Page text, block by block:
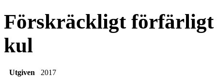
Förskräckligt förfärligt
kul
Utgiven
2017